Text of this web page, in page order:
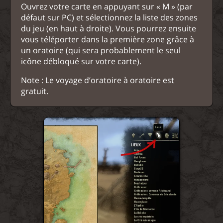
Ouvrez votre carte en appuyant sur « M » (par
défaut sur PC) et sélectionnez la liste des zones
du jeu (en haut à droite). Vous pourrez ensuite
vous téléporter dans la première zone grâce à
un oratoire (qui sera probablement le seul
icône débloqué sur votre carte).
Note : Le voyage d’oratoire à oratoire est
gratuit.